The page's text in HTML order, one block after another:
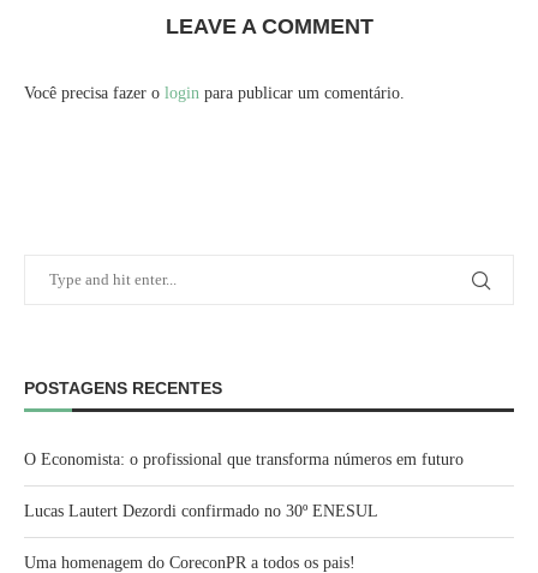
LEAVE A COMMENT
Você precisa fazer o login para publicar um comentário.
POSTAGENS RECENTES
O Economista: o profissional que transforma números em futuro
Lucas Lautert Dezordi confirmado no 30º ENESUL
Uma homenagem do CoreconPR a todos os pais!